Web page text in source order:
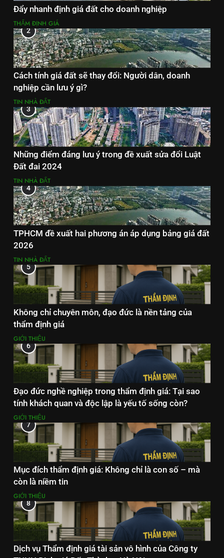
Đẩy nhanh định giá đất cho doanh nghiệp
THẨM ĐỊNH GIÁ
2
Cách tính giá đất sẽ thay đổi: Người dân, doanh
nghiệp cần lưu ý gì?
TIN NHÀ ĐẤT
3
Những điểm đáng lưu ý trong đề xuất sửa đổi Luật
Đất đai 2024
TIN NHÀ ĐẤT
4
TPHCM đề xuất hai phương án áp dụng bảng giá đất
2026
TIN NHÀ ĐẤT
5
Không chỉ chuyên môn, đạo đức là nền tảng của
thẩm định giá
GIỚI THIỆU
6
Đạo đức nghề nghiệp trong thẩm định giá: Tại sao
tính khách quan và độc lập là yếu tố sống còn?
GIỚI THIỆU
7
Mục đích thẩm định giá: Không chỉ là con số – mà
còn là niềm tin
GIỚI THIỆU
8
Dịch vụ Thẩm định giá tài sản vô hình của Công ty